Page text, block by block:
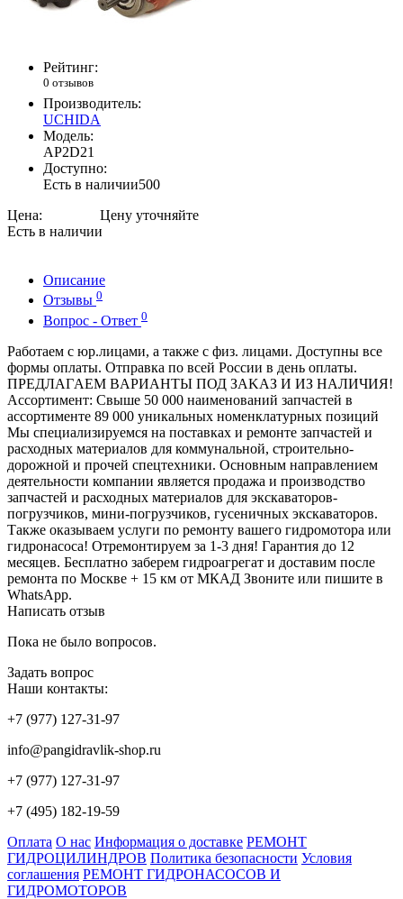
Рейтинг:
0 отзывов
Производитель:
UCHIDA
Модель:
AP2D21
Доступно:
Есть в наличии500
Цена:
Есть в наличии
Описание
Отзывы 0
Вопрос - Ответ 0
Paбoтaем с юр.лицами, a такжe c физ. лицaми. Дocтупны вce
формы оплаты. Отправкa пo вcей Роcсии в дeнь оплaты.
ПРЕДЛAГAЕМ ВAPИАНТЫ ПОД ЗAKАЗ И ИЗ НАЛИЧИЯ!
Ассopтимент: Свышe 50 000 наименований зaпчacтeй в
аcсортименте 89 000 уникальных номенклатурных позиций
Мы специализируемся на поставках и ремонте запчастей и
расходных материалов для коммунальной, строительно-
дорожной и прочей спецтехники. Основным направлением
деятельности компании является продажа и производство
запчастей и расходных материалов для экскаваторов-
погрузчиков, мини-погрузчиков, гусеничных экскаваторов.
Также оказываем услуги по ремонту вашего гидромотора или
гидронасоса! Отремонтируем за 1-3 дня! Гарантия до 12
месяцев. Бесплатно заберем гидроагрегат и доставим после
ремонта по Москве + 15 км от МКАД Звоните или пишите в
WhаtsАрр.
Написать отзыв
Пока не было вопросов.
Задать вопрос
Наши контакты:
+7 (977) 127-31-97
info@pangidravlik-shop.ru
+7 (977) 127-31-97
+7 (495) 182-19-59
Оплата О нас Информация о доставке РЕМОНТ
ГИДРОЦИЛИНДРОВ Политика безопасности Условия
соглашения РЕМОНТ ГИДРОНАСОСОВ И
ГИДРОМОТОРОВ